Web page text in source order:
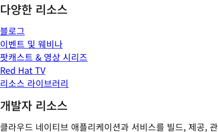
다양한 리소스
블로그
이벤트 및 웨비나
팟캐스트 & 영상 시리즈
Red Hat TV
리소스 라이브러리
개발자 리소스
클라우드 네이티브 애플리케이션과 서비스를 빌드, 제공, 관